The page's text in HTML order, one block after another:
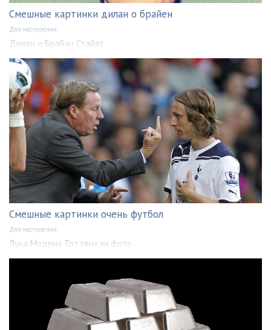
Смешные картинки дилан о брайен
Для настроения
Дилан о Брайан Стайлз
Смешные картинки очень футбол
Для настроения
Лука Модрич Тоттенхэм фото